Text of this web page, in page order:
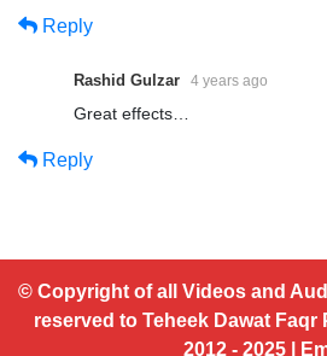
Reply
Rashid Gulzar 4 years ago
Great effects…
Reply
© Copyright of all Videos and
reserved to Teheek Dawat Faqr
2012 - 2025 |